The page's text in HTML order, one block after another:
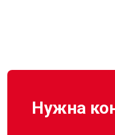
Нужна